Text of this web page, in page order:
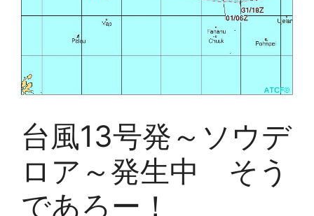
台風13号発～ソウデ
ロア～発生中 そう
であろー！